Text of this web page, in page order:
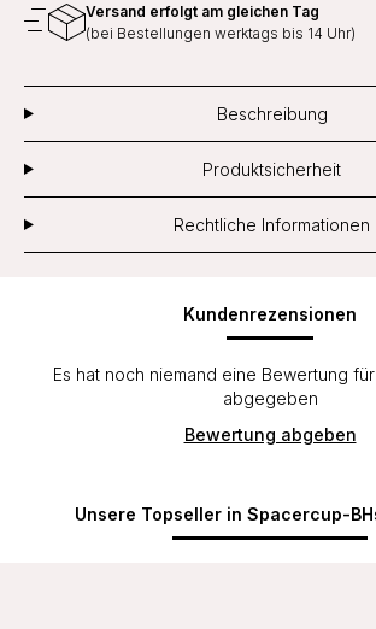
Versand erfolgt am gleichen Tag
(bei Bestellungen werktags bis 14 Uhr)
Beschreibung
Produktsicherheit
Rechtliche Informationen
Kundenrezensionen
Es hat noch niemand eine Bewertung
abgegeben
Bewertung abgeben
Unsere Topseller in Spacercup-